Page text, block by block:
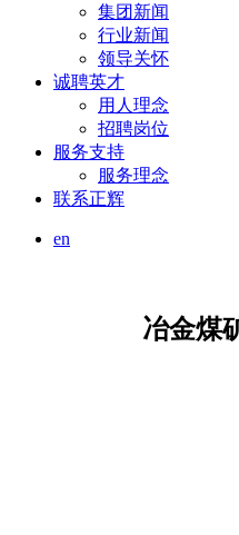
集团新闻
行业新闻
领导关怀
诚聘英才
用人理念
招聘岗位
服务支持
服务理念
联系正辉
en
冶金煤